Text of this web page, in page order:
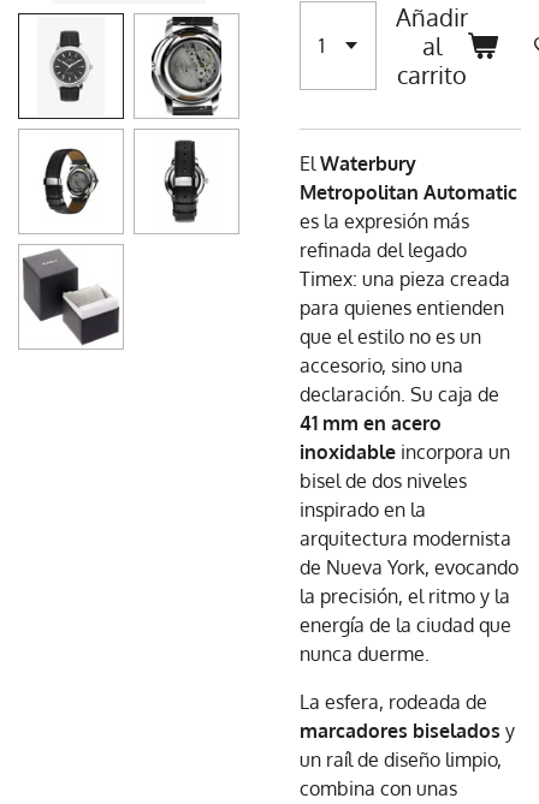
Añadir
al
carrito
ElWaterbury
Metropolitan Automatic
es la expresión más
refinada del legado
Timex: una pieza creada
para quienes entienden
que el estilo no es un
accesorio, sino una
declaración. Su caja de
41 mm en acero
inoxidable incorpora un
bisel de dos niveles
inspirado en la
arquitectura modernista
de Nueva York, evocando
la precisión, el ritmo y la
energía de la ciudad que
nunca duerme.
La esfera, rodeada de
marcadores biselados y
un raíl de diseño limpio,
combina con unas